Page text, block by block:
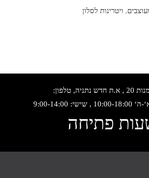
, ויטרינות לסלון
טלפון:
9:00-14:00
פתיחה